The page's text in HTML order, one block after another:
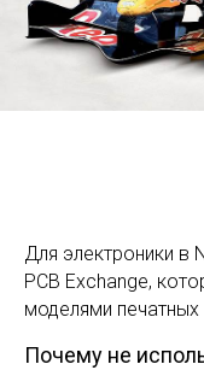
Для электроники в
PCB Exchange,
моделями печатных
Почему не